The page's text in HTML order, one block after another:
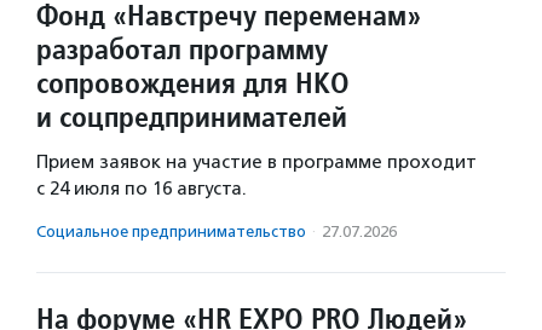
Фонд «Навстречу переменам»
разработал программу
сопровождения для НКО
и соцпредпринимателей
Прием заявок на участие в программе проходит
с 24 июля по 16 августа.
Социальное предпри­нима­тель­ство · 27.07.2026
На форуме «HR EXPO PRO Людей»